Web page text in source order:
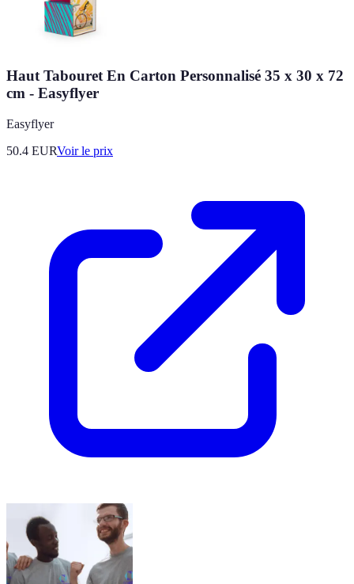
Haut Tabouret En Carton Personnalisé 35 x 30 x 72
cm - Easyflyer
Easyflyer
50.4 EURVoir le prix